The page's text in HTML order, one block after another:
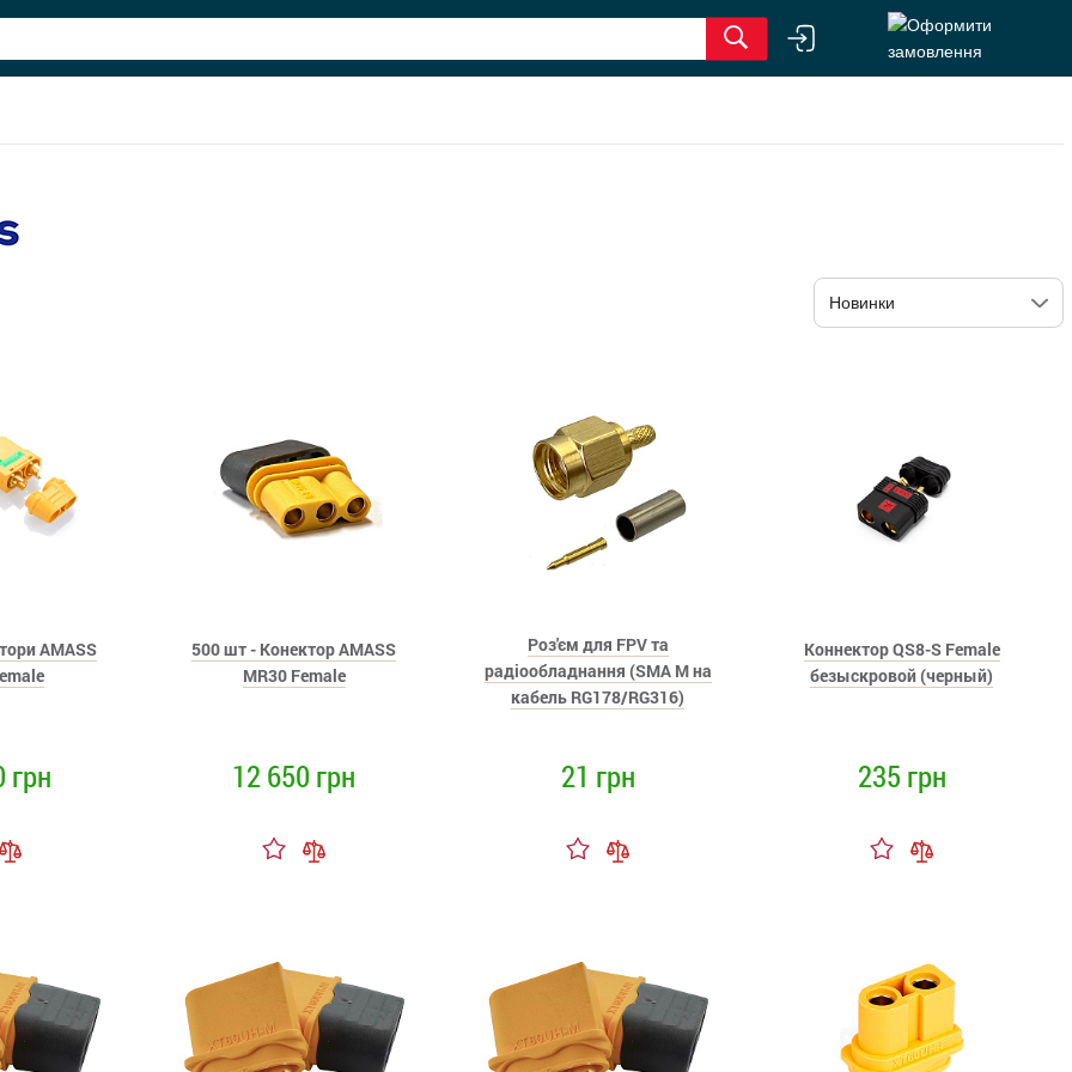
AMASS
грн
500 шт - Конектор AMASS
MR30 Female
12 650 грн
Роз'єм для FPV та
радіообладнання (SMA M на
кабель RG178/RG316)
21 грн
Коннектор QS8-S Female
безыскровой (черный)
235 грн